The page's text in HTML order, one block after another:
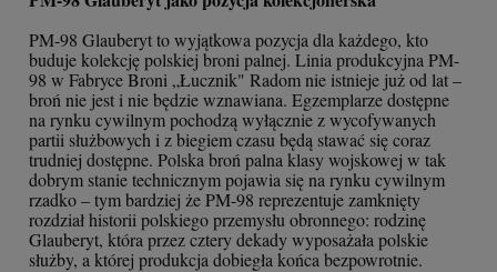
PM-98 Glauberyt to wyjątkowa pozycja dla każdego, kto
buduje kolekcję polskiej broni palnej. Linia produkcyjna PM-
98 w Fabryce Broni „Łucznik" Radom nie istnieje już od lat –
broń nie jest i nie będzie wznawiana. Egzemplarze dostępne
na rynku cywilnym pochodzą wyłącznie z wycofywanych
partii służbowych i z biegiem czasu będą stawać się coraz
trudniej dostępne. Polska broń palna klasy wojskowej w tak
dobrym stanie technicznym pojawia się na rynku cywilnym
rzadko – tym bardziej że PM-98 reprezentuje zamknięty
rozdział historii polskiego przemysłu obronnego: rodzinę
Glauberyt, która przez cztery dekady wyposażała polskie
służby, a której produkcja dobiegła końca bezpowrotnie.